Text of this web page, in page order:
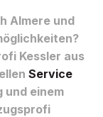
Almere und
Kessler aus
Service
und einem